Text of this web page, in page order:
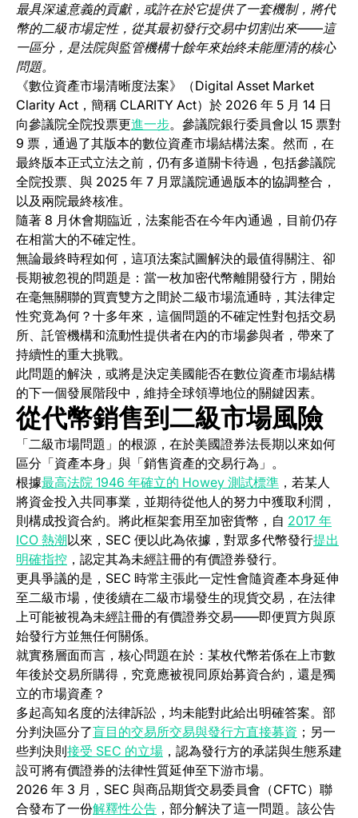
最具深遠意義的貢獻，或許在於它提供了一套機制，將代
幣的二級市場定性，從其最初發行交易中切割出來——這
一區分，是法院與監管機構十餘年來始終未能厘清的核心
問題。
《數位資產市場清晰度法案》（Digital Asset Market
Clarity Act，簡稱 CLARITY Act）於 2026 年 5 月 14 日
向參議院全院投票更進一步(opens in a new tab)
。參議院銀行委員會以 15 票對
9 票，通過了其版本的數位資產市場結構法案。然而，在
最終版本正式立法之前，仍有多道關卡待過，包括參議院
全院投票、與 2025 年 7 月眾議院通過版本的協調整合，
以及兩院最終核准。
隨著 8 月休會期臨近，法案能否在今年內通過，目前仍存
在相當大的不確定性。
無論最終時程如何，這項法案試圖解決的最值得關注、卻
長期被忽視的問題是：當一枚加密代幣離開發行方，開始
在毫無關聯的買賣雙方之間於二級市場流通時，其法律定
性究竟為何？十多年來，這個問題的不確定性對包括交易
所、託管機構和流動性提供者在內的市場參與者，帶來了
持續性的重大挑戰。
此問題的解決，或將是決定美國能否在數位資產市場結構
的下一個發展階段中，維持全球領導地位的關鍵因素。
從代幣銷售到二級市場風險
「二級市場問題」的根源，在於美國證券法長期以來如何
區分「資產本身」與「銷售資產的交易行為」。
根據最高法院 1946 年確立的 Howey 測試標準(opens in a
，若某人
將資金投入共同事業，並期待從他人的努力中獲取利潤，
則構成投資合約。將此框架套用至加密貨幣，自 2017 年
ICO 熱潮以來，SEC 便以此為依據，對眾多代幣發行提出
明確指控(opens in a new tab)
，認定其為未經註冊的有價證券發行。
更具爭議的是，SEC 時常主張此一定性會隨資產本身延伸
至二級市場，使後續在二級市場發生的現貨交易，在法律
上可能被視為未經註冊的有價證券交易——即便買方與原
始發行方並無任何關係。
就實務層面而言，核心問題在於：某枚代幣若係在上市數
年後於交易所購得，究竟應被視同原始募資合約，還是獨
立的市場資產？
多起高知名度的法律訴訟，均未能對此給出明確答案。部
分判決區分了盲目的交易所交易與發行方直接募資 (opens
；另一
些判決則接受 SEC 的立場(opens in a new tab)
，認為發行方的承諾與生態系建
設可將有價證券的法律性質延伸至下游市場。
2026 年 3 月，SEC 與商品期貨交易委員會（CFTC）聯
合發布了一份解釋性公告(opens in a new tab)
，部分解決了這一問題。該公告